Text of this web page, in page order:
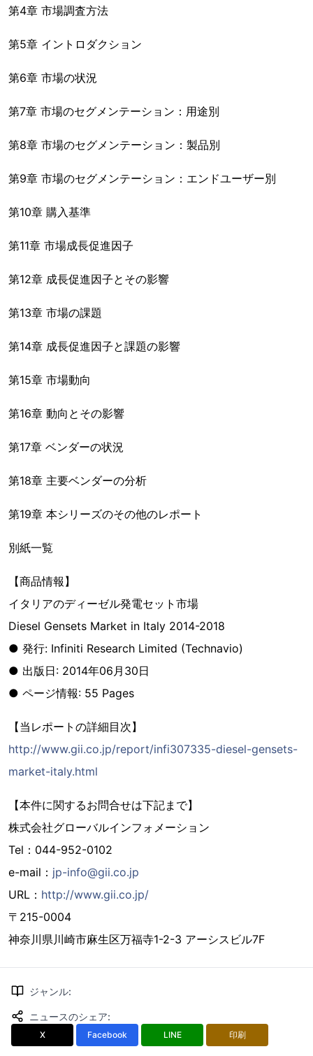
第4章 市場調査方法
第5章 イントロダクション
第6章 市場の状況
第7章 市場のセグメンテーション：用途別
第8章 市場のセグメンテーション：製品別
第9章 市場のセグメンテーション：エンドユーザー別
第10章 購入基準
第11章 市場成長促進因子
第12章 成長促進因子とその影響
第13章 市場の課題
第14章 成長促進因子と課題の影響
第15章 市場動向
第16章 動向とその影響
第17章 ベンダーの状況
第18章 主要ベンダーの分析
第19章 本シリーズのその他のレポート
別紙一覧
【商品情報】
イタリアのディーゼル発電セット市場
Diesel Gensets Market in Italy 2014-2018
● 発行: Infiniti Research Limited (Technavio)
● 出版日: 2014年06月30日
● ページ情報: 55 Pages
【当レポートの詳細目次】
http://www.gii.co.jp/report/infi307335-diesel-gensets-
market-italy.html
【本件に関するお問合せは下記まで】
株式会社グローバルインフォメーション
Tel：044-952-0102
e-mail： jp-info@gii.co.jp
URL： http://www.gii.co.jp/
〒215-0004
神奈川県川崎市麻生区万福寺1-2-3 アーシスビル7F
ジャンル:
ニュースのシェア:
X Facebook LINE 印刷